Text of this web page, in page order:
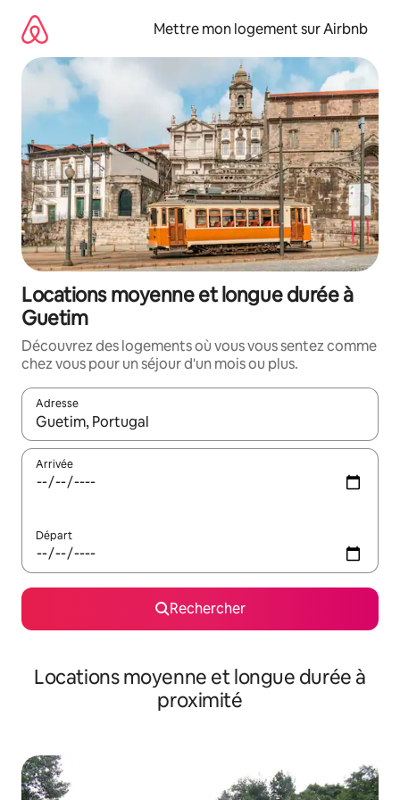
directement
contenu
Mettre mon logement sur Airbnb
Locations moyenne et longue durée à
Guetim
Découvrez des logements où vous vous sentez comme
chez vous pour un séjour d'un mois ou plus.
Adresse
Lorsque les résultats s'affichent, utilisez les flèches vers le
Arrivée
Départ
Rechercher
Locations moyenne et longue durée à
proximité